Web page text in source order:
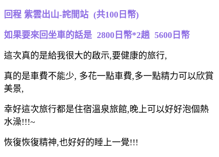
回程 紫雲出山-詫間站 (共100日幣)
如果要來回坐車的話是 2800日幣*2趟 5600日幣
這次真的是給我很大的啟示,要健康的旅行,
真的是車費不能少, 多花一點車費,多一點精力可以欣賞
美景,
幸好這次旅行都是住宿溫泉旅館,晚上可以好好泡個熱
水澡!!!~
恢復恢復精神,也好好的睡上一覺!!!